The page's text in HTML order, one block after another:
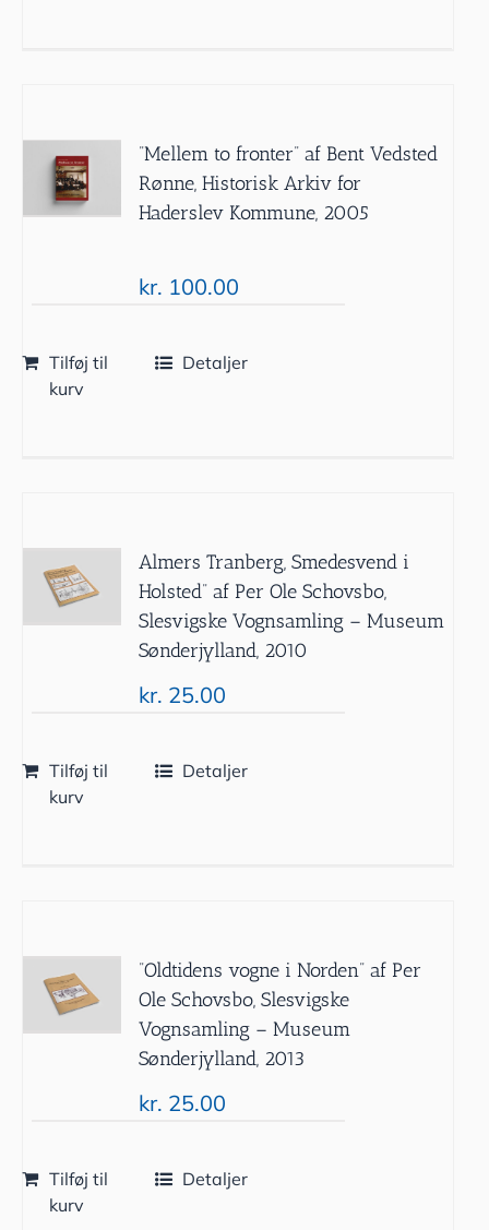
”Mellem to fronter” af Bent Vedsted
Rønne, Historisk Arkiv for
Haderslev Kommune, 2005
kr. 100.00
Tilføj til
kurv
Detaljer
Almers Tranberg, Smedesvend i
Holsted” af Per Ole Schovsbo,
Slesvigske Vognsamling – Museum
Sønderjylland, 2010
kr. 25.00
Tilføj til
kurv
Detaljer
”Oldtidens vogne i Norden” af Per
Ole Schovsbo, Slesvigske
Vognsamling – Museum
Sønderjylland, 2013
kr. 25.00
Tilføj til
kurv
Detaljer